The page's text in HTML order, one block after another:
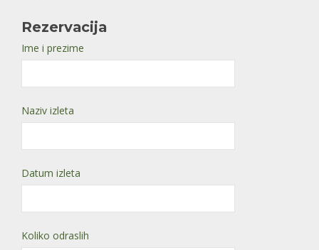
Rezervacija
Ime i prezime
Naziv izleta
Datum izleta
Koliko odraslih